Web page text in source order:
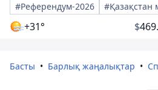
#Референдум-2026
+31° $
Басты Барлық жаңалықтар